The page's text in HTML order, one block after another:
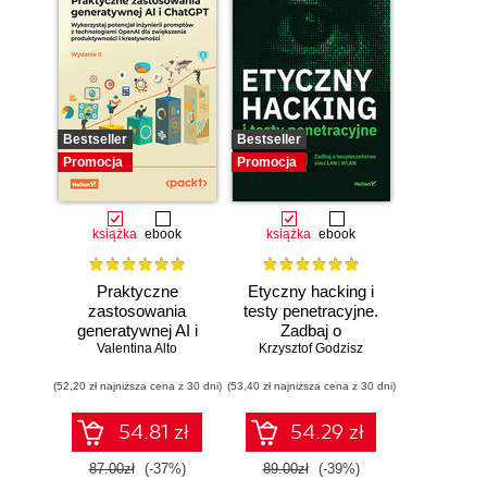
Bestseller
Promocja
książka ebook
Praktyczne
zastosowania
generatywnej AI i
ChatGPT.
potencjał inżynierii
promptów z
technologiami
OpenAI dla
zwiększenia
Valentina Alto
(52,20 zł najniższa cena z 30 dni)
54.81 zł
87.00zł (-37%)
Bestseller
Promocja
książka ebook
Etyczny hacking i
testy penetracyjne.
Zadbaj o
bezpieczeństwo
Krzysztof Godzisz
(53,40 zł najniższa cena z 30 dni)
54.29 zł
89.00zł (-39%)